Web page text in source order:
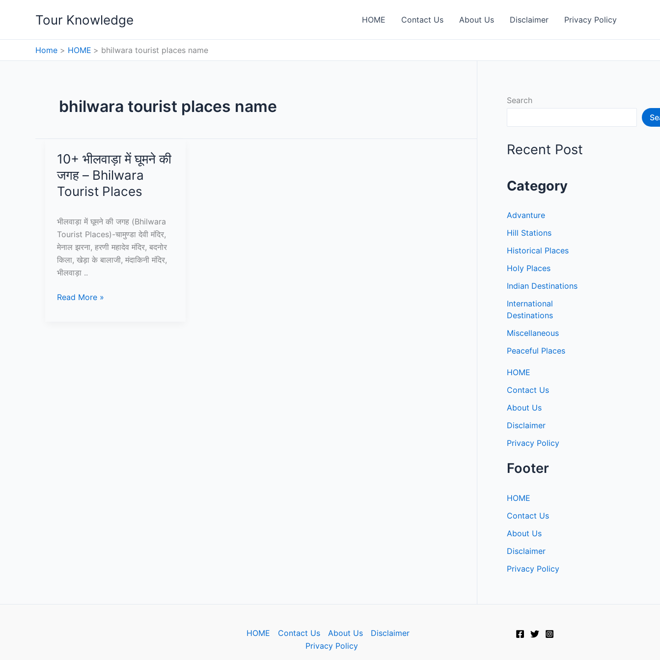
Tour Knowledge HOME Contact Us About Us Disclaimer Privacy Policy
Home HOME bhilwara tourist places name
bhilwara tourist places name
10+ भीलवाड़ा में घूमने की
जगह – Bhilwara
Tourist Places
भीलवाड़ा में घूमने की जगह (Bhilwara
Tourist Places)-चामुण्डा देवी मंदिर,
मेनाल झरना, हरणी महादेव मंदिर, बदनोर
किला, खेड़ा के बालाजी, मंदाकिनी मंदिर,
भीलवाड़ा ..
10+
Read More »
Search
Recent Post
Category
Advanture
Hill Stations
Historical Places
Holy Places
Indian Destinations
International
Destinations
Miscellaneous
Peaceful Places
HOME
Contact Us
About Us
Disclaimer
Privacy Policy
Footer
HOME
Contact Us
About Us
Disclaimer
Privacy Policy
HOME Contact Us About Us
Disclaimer
Privacy Policy